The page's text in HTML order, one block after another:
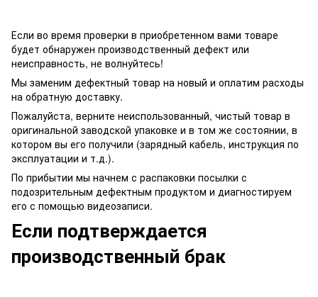
Если во время проверки в приобретенном вами товаре
будет обнаружен производственный дефект или
неисправность, не волнуйтесь!
Мы заменим дефектный товар на новый и оплатим расходы
на обратную доставку.
Пожалуйста, верните неиспользованный, чистый товар в
оригинальной заводской упаковке и в том же состоянии, в
котором вы его получили (зарядный кабель, инструкция по
эксплуатации и т.д.).
По прибытии мы начнем с распаковки посылки с
подозрительным дефектным продуктом и диагностируем
его с помощью видеозаписи.
Если подтверждается
производственный брак